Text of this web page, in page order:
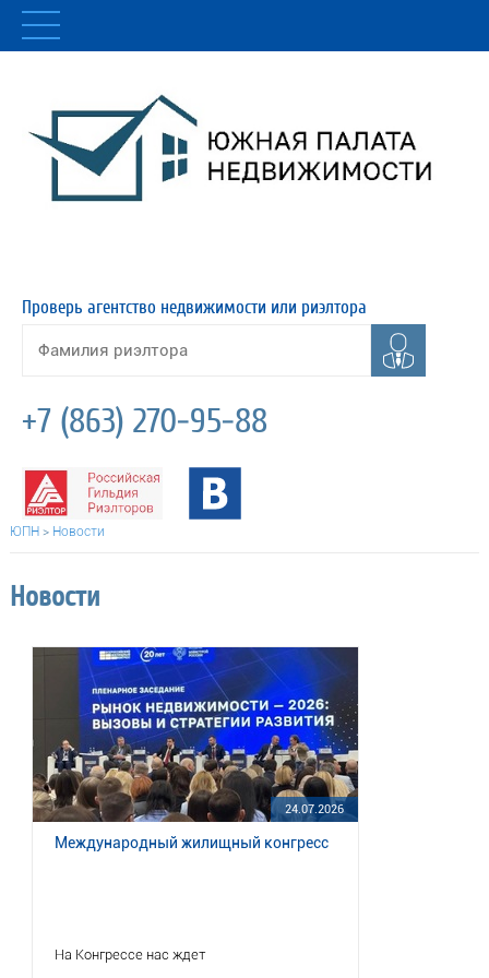
Проверь агентство недвижимости или риэлтора
+7 (863) 270-95-88
ЮПН > Новости
Новости
24.07.2026
Международный жилищный конгресс
На Конгрессе нас ждет